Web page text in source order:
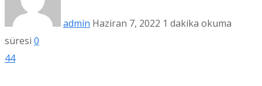
admin Haziran 7, 2022 1 dakika okuma
süresi 0
44